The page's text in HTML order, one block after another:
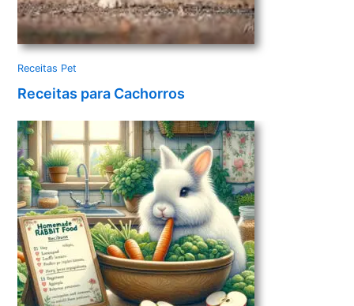
Receitas Pet
Receitas para Cachorros